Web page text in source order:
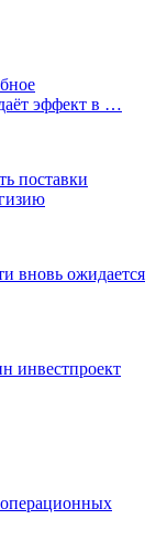
эффект в …
поставки
вновь ожидается
инвестпроект